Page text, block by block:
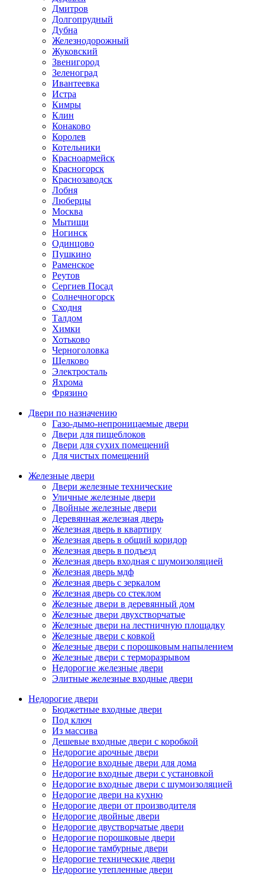
Дмитров
Долгопрудный
Дубна
Железнодорожный
Жуковский
Звенигород
Зеленоград
Ивантеевка
Истра
Кимры
Клин
Конаково
Королев
Котельники
Красноармейск
Красногорск
Краснозаводск
Лобня
Люберцы
Москва
Мытищи
Ногинск
Одинцово
Пушкино
Раменское
Реутов
Сергиев Посад
Солнечногорск
Сходня
Талдом
Химки
Хотьково
Черноголовка
Щелково
Электросталь
Яхрома
Фрязино
Двери по назначению
Газо-дымо-непроницаемые двери
Двери для пищеблоков
Двери для сухих помещений
Для чистых помещений
Железные двери
Двери железные технические
Уличные железные двери
Двойные железные двери
Деревянная железная дверь
Железная дверь в квартиру
Железная дверь в общий коридор
Железная дверь в подъезд
Железная дверь входная с шумоизоляцией
Железная дверь мдф
Железная дверь с зеркалом
Железная дверь со стеклом
Железные двери в деревянный дом
Железные двери двухстворчатые
Железные двери на лестничную площадку
Железные двери с ковкой
Железные двери с порошковым напылением
Железные двери с терморазрывом
Недорогие железные двери
Элитные железные входные двери
Недорогие двери
Бюджетные входные двери
Под ключ
Из массива
Дешевые входные двери с коробкой
Недорогие арочные двери
Недорогие входные двери для дома
Недорогие входные двери с установкой
Недорогие входные двери с шумоизоляцией
Недорогие двери на кухню
Недорогие двери от производителя
Недорогие двойные двери
Недорогие двустворчатые двери
Недорогие порошковые двери
Недорогие тамбурные двери
Недорогие технические двери
Недорогие утепленные двери